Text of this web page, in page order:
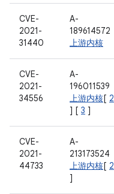
CVE-
2021-
31440
A-
189614572
上游内核
CVE-
2021-
34556
A-
196011539
上游内核[ 2
] [ 3 ]
CVE-
2021-
44733
A-
213173524
上游内核[ 2
]